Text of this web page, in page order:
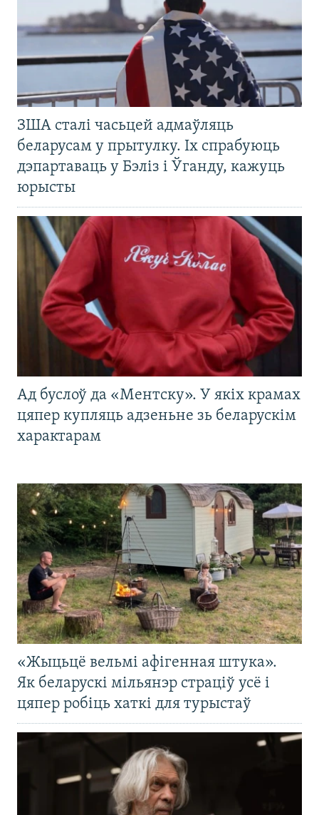
ЗША сталі часьцей адмаўляць
беларусам у прытулку. Іх спрабуюць
дэпартаваць у Бэліз і Ўганду, кажуць
юрысты
Ад буслоў да «Ментску». У якіх крамах
цяпер купляць адзеньне зь беларускім
характарам
«Жыцьцё вельмі афігенная штука».
Як беларускі мільянэр страціў усё і
цяпер робіць хаткі для турыстаў